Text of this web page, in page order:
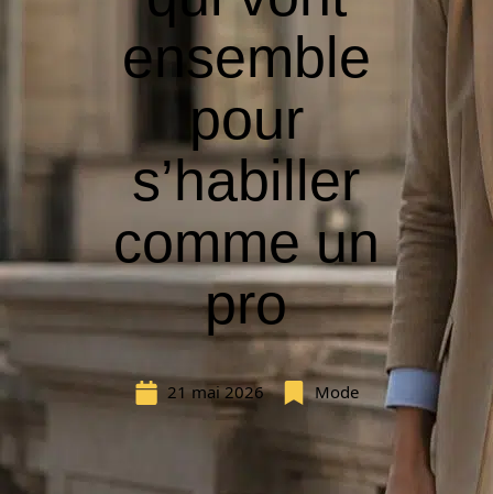
ensemble
pour
s’habiller
comme un
pro
21 mai 2026 Mode